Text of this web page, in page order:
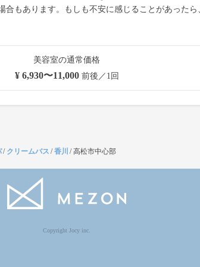
合もあります。もしも不安に感じることがあったら
美容室の通常価格
¥ 6,930〜11,000前後／1回
/ クリームバス /香川 /高松市中心部
Copyright Jocy inc.